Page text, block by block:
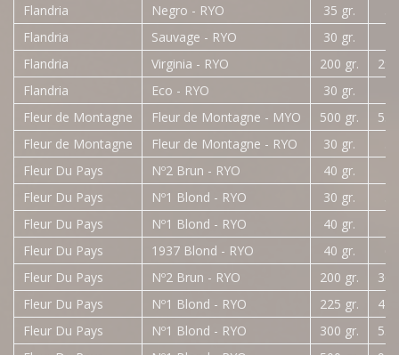
Flandria
Negro - RYO 35 gr.
Flandria
Sauvage - RYO 30 gr.
Flandria
Virginia - RYO 200 gr.
Flandria
Eco - RYO 30 gr.
Fleur de Montagne
Fleur de Montagne - MYO 500 gr.
Fleur de Montagne
Fleur de Montagne - RYO 30 gr.
Fleur Du Pays
Nº2 Brun - RYO 40 gr.
Fleur Du Pays
Nº1 Blond - RYO 30 gr.
Fleur Du Pays
Nº1 Blond - RYO 40 gr.
Fleur Du Pays
1937 Blond - RYO 40 gr.
Fleur Du Pays
Nº2 Brun - RYO 200 gr.
Fleur Du Pays
Nº1 Blond - RYO 225 gr.
Fleur Du Pays
Nº1 Blond - RYO 300 gr.